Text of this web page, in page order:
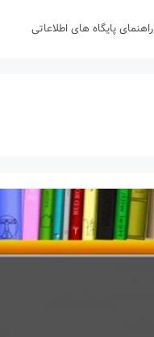
راهنمای پایگاه های اطلاعاتی